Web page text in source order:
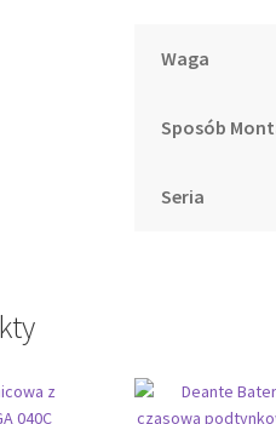
Waga
Sposób
Seria